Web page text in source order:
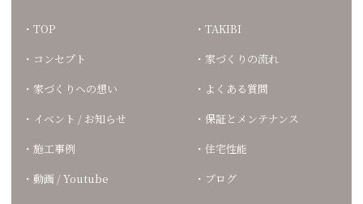
TOP
コンセプト
家づくりへの想い
イベント / お知らせ
施工事例
動画 / Youtube
TAKIBI
家づくりの流れ
よくある質問
保証とメンテナンス
住宅性能
ブログ